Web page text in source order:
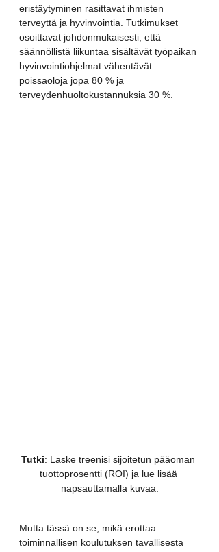
eristäytyminen rasittavat ihmisten
terveyttä ja hyvinvointia. Tutkimukset
osoittavat johdonmukaisesti, että
säännöllistä liikuntaa sisältävät työpaikan
hyvinvointiohjelmat vähentävät
poissaoloja jopa 80 % ja
terveydenhuoltokustannuksia 30 %.
Tutki: Laske treenisi sijoitetun pääoman
tuottoprosentti (ROI) ja lue lisää
napsauttamalla kuvaa.
Mutta tässä on se, mikä erottaa
toiminnallisen koulutuksen tavallisesta